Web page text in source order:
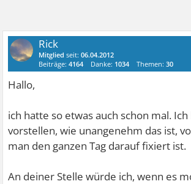
Rick
Mitglied seit:06.04.2012
Beiträge:4164 Danke: 1034 Themen:30
Hallo,
ich hatte so etwas auch schon mal.
vorstellen, wie unangenehm das ist,
man den ganzen Tag darauf fixiert ist.
An deiner Stelle würde ich, wenn es